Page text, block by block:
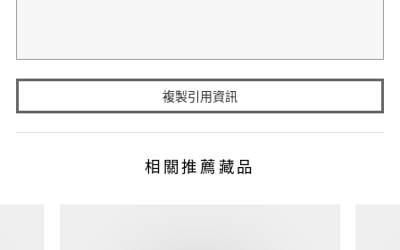
複製引用資訊
相關推薦藏品